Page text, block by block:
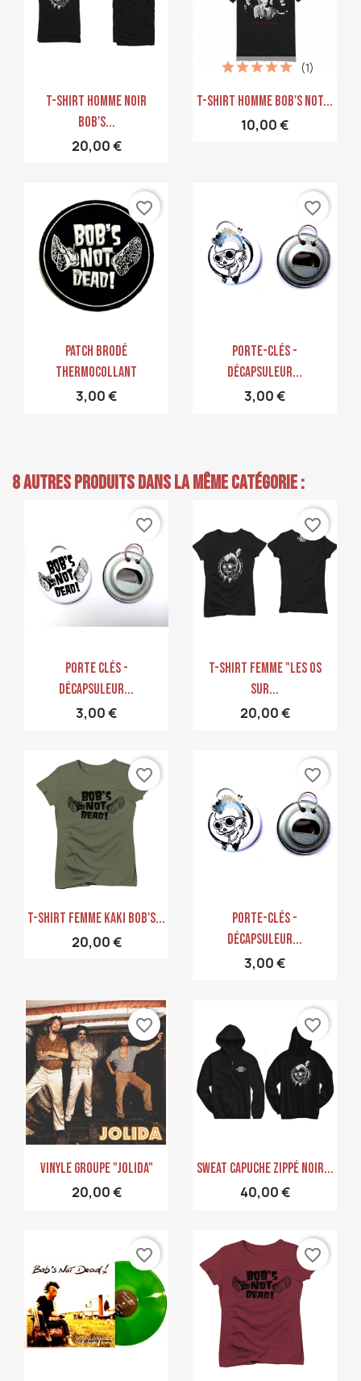
Aperçu rapide
T-Shirt Homme Noir
Bob's...
20,00 €
Aperçu rapide
T-Shirt Homme Bob's Not...
10,00 €
(1)
Aperçu rapide
PATCH Brodé
Thermocollant
3,00 €
favorite_border
Aperçu rapide
Porte-Clés -
Décapsuleur...
3,00 €
favorite_border
8 autres produits dans la même catégorie :
Aperçu rapide
Porte Clés -
Décapsuleur...
3,00 €
favorite_border
Aperçu rapide
T-Shirt Femme "Les Os
Sur...
20,00 €
favorite_border
Aperçu rapide
T-Shirt Femme Kaki Bob's...
20,00 €
favorite_border
Aperçu rapide
Porte-Clés -
Décapsuleur...
3,00 €
favorite_border
Aperçu rapide
Vinyle GROUPE "JOLIDA"
20,00 €
favorite_border
 Aperçu rapide
Sweat Capuche Zippé Noir...
40,00 €
favorite_border
favorite_border favorite_border